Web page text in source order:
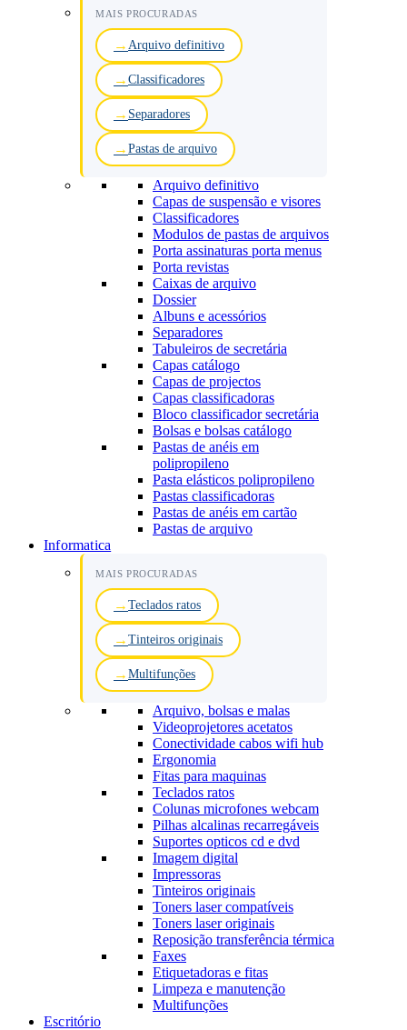
MAIS PROCURADAS
Arquivo definitivo
Classificadores
Separadores
Pastas de arquivo
Arquivo definitivo
Capas de suspensão e visores
Classificadores
Modulos de pastas de arquivos
Porta assinaturas porta menus
Porta revistas
Caixas de arquivo
Dossier
Albuns e acessórios
Separadores
Tabuleiros de secretária
Capas catálogo
Capas de projectos
Capas classificadoras
Bloco classificador secretária
Bolsas e bolsas catálogo
Pastas de anéis em
polipropileno
Pasta elásticos polipropileno
Pastas classificadoras
Pastas de anéis em cartão
Pastas de arquivo
Informatica
MAIS PROCURADAS
Teclados ratos
Tinteiros originais
Multifunções
Arquivo, bolsas e malas
Videoprojetores acetatos
Conectividade cabos wifi hub
Ergonomia
Fitas para maquinas
Teclados ratos
Colunas microfones webcam
Pilhas alcalinas recarregáveis
Suportes opticos cd e dvd
Imagem digital
Impressoras
Tinteiros originais
Toners laser compatíveis
Toners laser originais
Reposição transferência térmica
Faxes
Etiquetadoras e fitas
Limpeza e manutenção
Multifunções
Escritório